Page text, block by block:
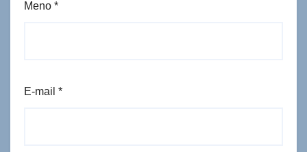
Meno *
E-mail *